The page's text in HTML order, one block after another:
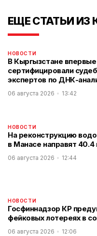
ЕЩЕ СТАТЬИ ИЗ
НОВОСТИ
В Кыргызстане впервые
сертифицировали
экспертов по ДНК-
06 августа 2026 13:42
НОВОСТИ
На реконструкцию
в Манасе направят
06 августа 2026 12:44
НОВОСТИ
Госфиннадзор КР
фейковых лотереях в
06 августа 2026 12:06